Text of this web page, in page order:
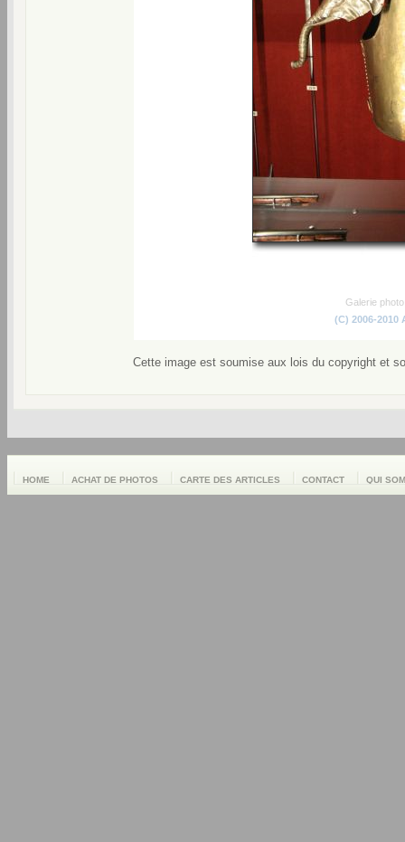
Galerie
(C) 2006-2010
Cette image est soumise aux lois du copyright et
HOME ACHAT DE PHOTOS CARTE DES ARTICLES CONTACT QUI